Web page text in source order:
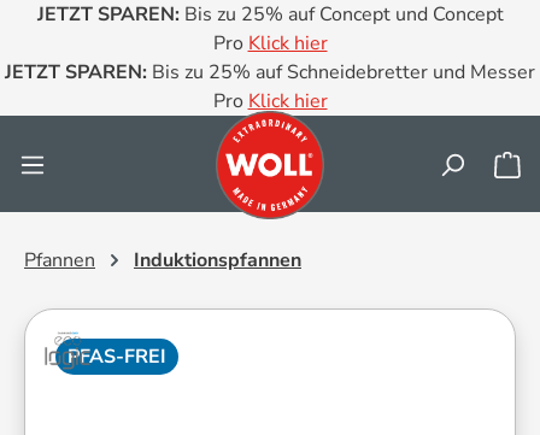
Zum Hauptinhalt springen
JETZT SPAREN: Bis zu 25% auf Concept und Concept
Pro Klick hier
JETZT SPAREN: Bis zu 25% auf Schneidebretter und Messer
Pro Klick hier
Pfannen Induktionspfannen
PFAS-FREI